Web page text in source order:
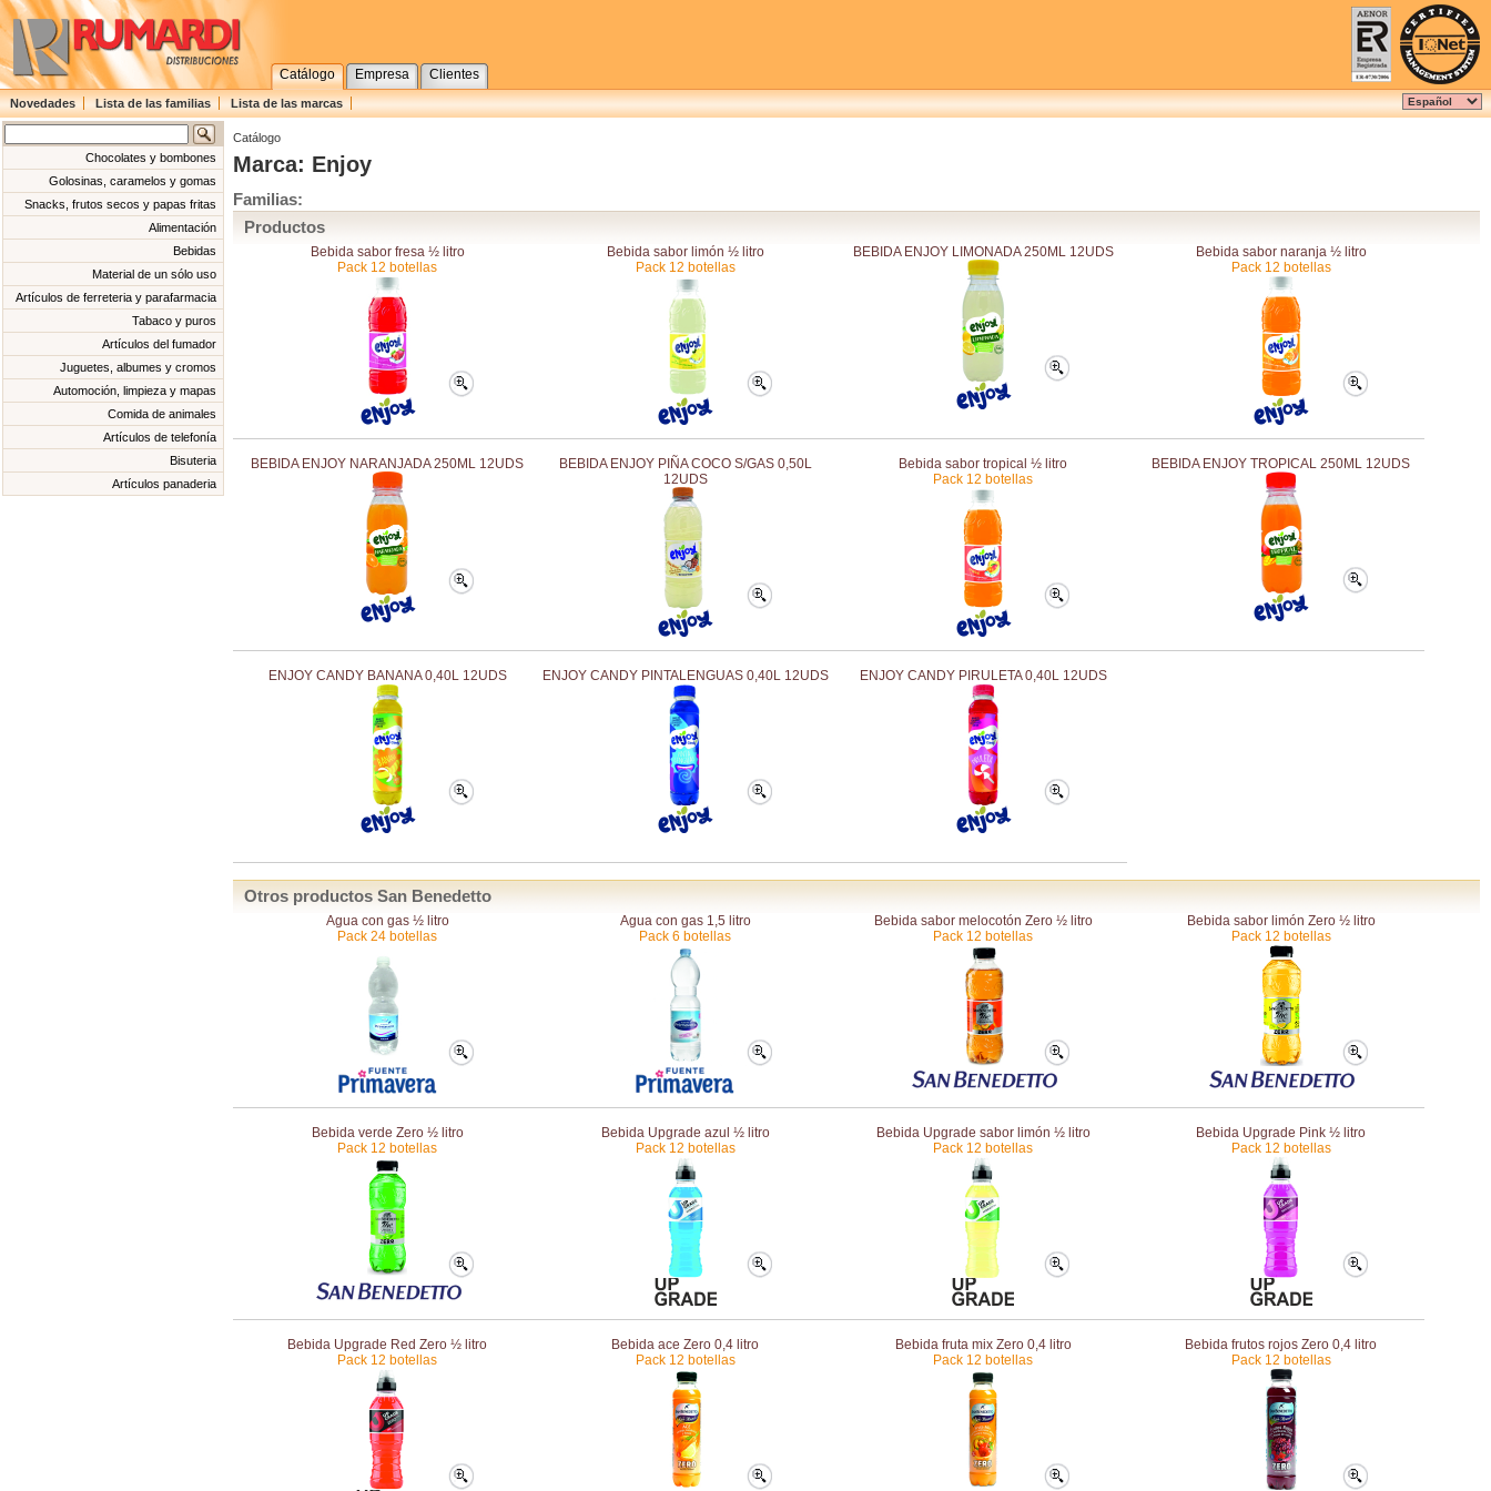
Catálogo Empresa Clientes
Novedades Lista de las familias Lista de las marcas
Catálogo
Marca: Enjoy
Familias:
Productos
Bebida sabor fresa ½ litro
Pack 12 botellas
Bebida sabor limón ½ litro
Pack 12 botellas
BEBIDA ENJOY LIMONADA 250ML 12UDS
Bebida sabor naranja ½ litro
Pack 12 botellas
BEBIDA ENJOY NARANJADA 250ML 12UDS
BEBIDA ENJOY PIÑA COCO S/GAS 0,50L
12UDS
Bebida sabor tropical ½ litro
Pack 12 botellas
BEBIDA ENJOY TROPICAL 250ML 12UDS
ENJOY CANDY BANANA 0,40L 12UDS ENJOY CANDY PINTALENGUAS 0,40L 12UDS ENJOY CANDY PIRULETA 0,40L 12UDS
Otros productos San Benedetto
Agua con gas ½ litro
Pack 24 botellas
Agua con gas 1,5 litro
Pack 6 botellas
Bebida sabor melocotón Zero ½ litro
Pack 12 botellas
Bebida sabor limón Zero ½ litro
Pack 12 botellas
Bebida verde Zero ½ litro
Pack 12 botellas
Bebida Upgrade azul ½ litro
Pack 12 botellas
Bebida Upgrade sabor limón ½ litro
Pack 12 botellas
Bebida Upgrade Pink ½ litro
Pack 12 botellas
Bebida Upgrade Red Zero ½ litro
Pack 12 botellas
Bebida ace Zero 0,4 litro
Pack 12 botellas
Bebida fruta mix Zero 0,4 litro
Pack 12 botellas
Bebida frutos rojos Zero 0,4 litro
Pack 12 botellas
Chocolates y bombones
Golosinas, caramelos y gomas
Snacks, frutos secos y papas fritas
Alimentación
Bebidas
Material de un sólo uso
Artículos de ferreteria y parafarmacia
Tabaco y puros
Artículos del fumador
Juguetes, albumes y cromos
Automoción, limpieza y mapas
Comida de animales
Artículos de telefonía
Bisuteria
Artículos panaderia